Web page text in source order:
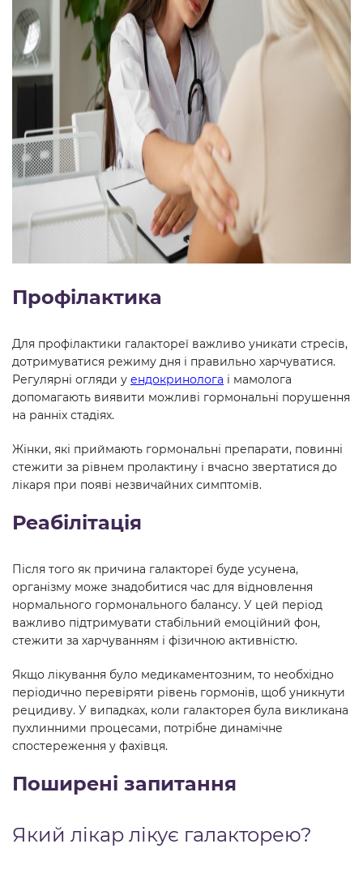
Профілактика
Для профілактики галактореї важливо уникати стресів,
дотримуватися режиму дня і правильно харчуватися.
Регулярні огляди у ендокринолога і мамолога
допомагають виявити можливі гормональні порушення
на ранніх стадіях.
Жінки, які приймають гормональні препарати, повинні
стежити за рівнем пролактину і вчасно звертатися до
лікаря при появі незвичайних симптомів.
Реабілітація
Після того як причина галактореї буде усунена,
організму може знадобитися час для відновлення
нормального гормонального балансу. У цей період
важливо підтримувати стабільний емоційний фон,
стежити за харчуванням і фізичною активністю.
Якщо лікування було медикаментозним, то необхідно
періодично перевіряти рівень гормонів, щоб уникнути
рецидиву. У випадках, коли галакторея була викликана
пухлинними процесами, потрібне динамічне
спостереження у фахівця.
Поширені запитання
Який лікар лікує галакторею?